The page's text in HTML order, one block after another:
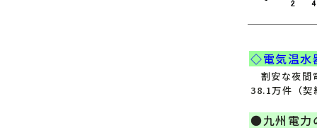
◇電気温水
割安な夜間
38.1万件（契
●九州電力